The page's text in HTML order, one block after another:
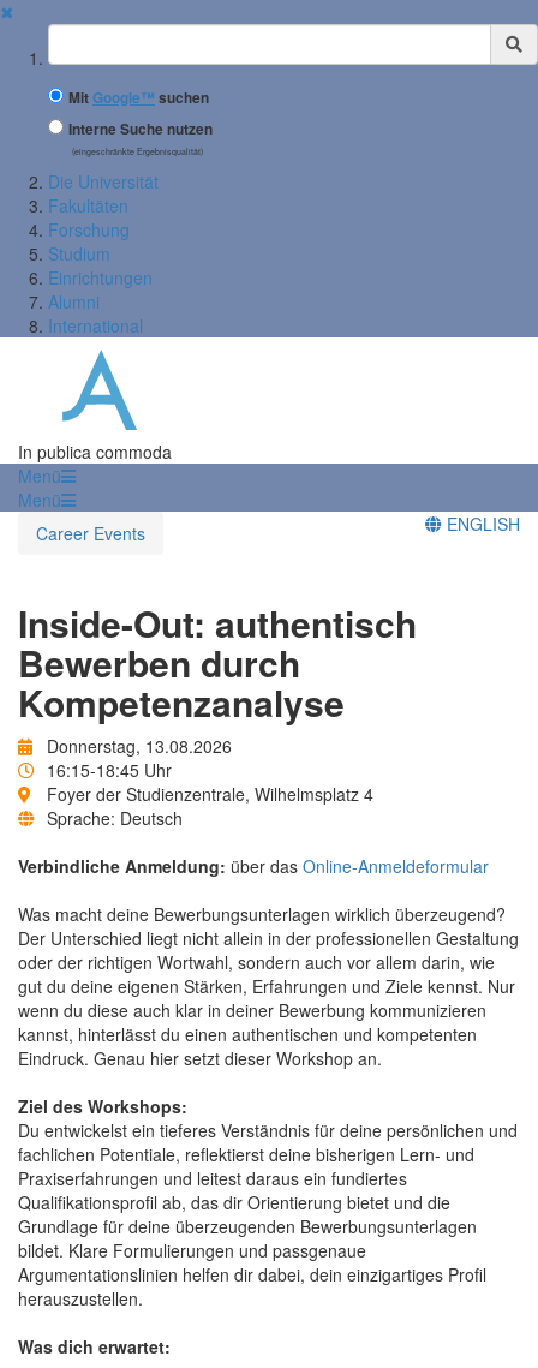
✖
Suchbegriff
MitGoogle™ suchen
Interne Suche nutzen
(eingeschränkte Ergebnisqualität)
Die Universität
Fakultäten
Forschung
Studium
Einrichtungen
Alumni
International
In publica commoda
Menü
Menü
Career Events
ENGLISH
Inside-Out: authentisch
Bewerben durch
Kompetenzanalyse
Donnerstag, 13.08.2026
16:15-18:45 Uhr
Foyer der Studienzentrale, Wilhelmsplatz 4
Sprache: Deutsch
Verbindliche Anmeldung: über das Online-Anmeldeformular
Was macht deine Bewerbungsunterlagen wirklich überzeugend?
Der Unterschied liegt nicht allein in der professionellen Gestaltung
oder der richtigen Wortwahl, sondern auch vor allem darin, wie
gut du deine eigenen Stärken, Erfahrungen und Ziele kennst. Nur
wenn du diese auch klar in deiner Bewerbung kommunizieren
kannst, hinterlässt du einen authentischen und kompetenten
Eindruck. Genau hier setzt dieser Workshop an.
Ziel des Workshops:
Du entwickelst ein tieferes Verständnis für deine persönlichen und
fachlichen Potentiale, reflektierst deine bisherigen Lern- und
Praxiserfahrungen und leitest daraus ein fundiertes
Qualifikationsprofil ab, das dir Orientierung bietet und die
Grundlage für deine überzeugenden Bewerbungsunterlagen
bildet. Klare Formulierungen und passgenaue
Argumentationslinien helfen dir dabei, dein einzigartiges Profil
herauszustellen.
Was dich erwartet: